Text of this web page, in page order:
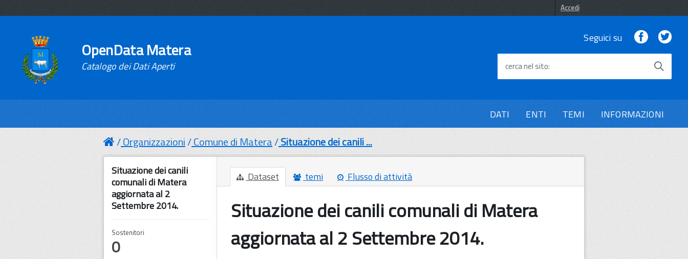
Accedi
OpenData Matera
Catalogo dei Dati Aperti
Seguici su Facebook
cerca nel sito
DATI ENTI TEMI INFORMAZIONI
Organizzazioni Comune di Matera Situazione dei canili ...
Dataset temi Flusso di attività
Situazione dei canili comunali di Matera
aggiornata al 2 Settembre 2014.
Situazione dei canili
comunali di Matera
aggiornata al 2
Settembre 2014.
Sostenitori
0